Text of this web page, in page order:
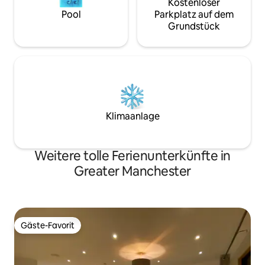
Pool
Kostenloser
Parkplatz auf dem
Grundstück
Klimaanlage
Weitere tolle Ferienunterkünfte in
Greater Manchester
Gäste-Favorit
Gäste-Favorit